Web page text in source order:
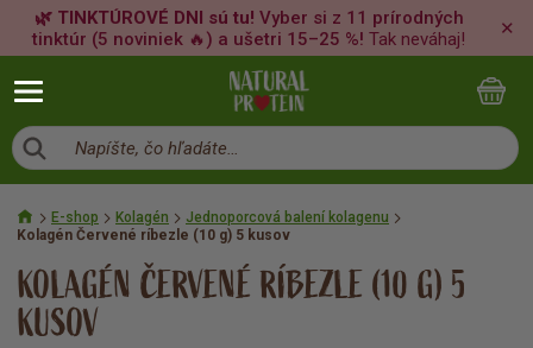
🌿 TINKTÚROVÉ DNI sú tu! Vyber si z 11 prírodných
tinktúr (5 noviniek 🔥) a ušetri 15–25 %! Tak neváhaj!
✕
Napíšte, čo hľadáte…
E-shop Kolagén
Jednoporcová balení kolagenu
Kolagén Červené ríbezle (10 g) 5 kusov
KOLAGÉN ČERVENÉ RÍBEZLE (10 G) 5
KUSOV